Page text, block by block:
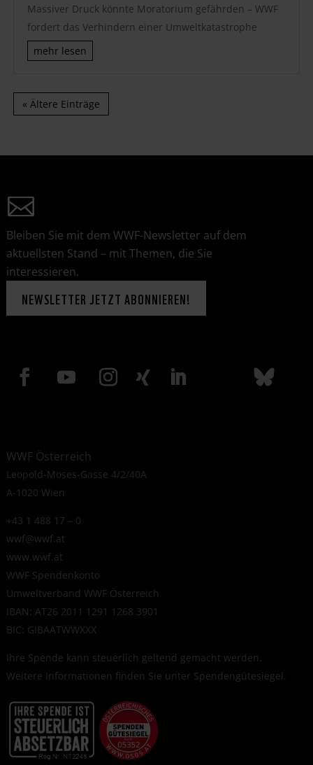
Massiver Druck könnte Moratorium gefährden – WWF
fordert das Verhindern einer Umweltkatastrophe
mehr lesen
« Ältere Einträge
Bleiben Sie mit dem WWF-Newsletter auf dem
aktuellsten Stand – mit Themen, die Sie
interessieren.
NEWSLETTER JETZT ABONNIEREN!
WWF Österreich
Leopold-Moses-Gasse 4/2/40A
A-1020 Wien
+43 1 488 17 – 0
wwf@wwf.at
www.wwf.at
WWF Spendenkonto
Umweltverband WWF Österreich
IBAN: AT26 2011 1291 1268 3901
BIC: GIBAATWWXXX
Ihre Spende kann steuerlich geltend gemacht werden.
Weitere Informationen finden Sie unter Spendengütesiegel.